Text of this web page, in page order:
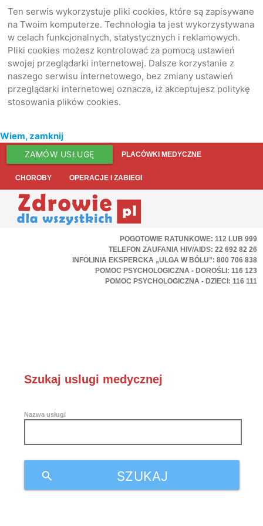
Ten serwis wykorzystuje pliki cookies, które są zapisywane
na Twoim komputerze. Technologia ta jest wykorzystywana
w celach funkcjonalnych, statystycznych i reklamowych.
Pliki cookies możesz kontrolować za pomocą ustawień
swojej przeglądarki internetowej. Dalsze korzystanie z
naszego serwisu internetowego, bez zmiany ustawień
przeglądarki internetowej oznacza, iż akceptujesz politykę
stosowania plików cookies.
Wiem, zamknij
ZAMÓW USŁUGĘ PLACÓWKI MEDYCZNE
CHOROBY OPERACJE I ZABIEGI
POGOTOWIE RATUNKOWE: 112 LUB 999
TELEFON ZAUFANIA HIV/AIDS: 22 692 82 26
INFOLINIA EKSPERCKA „ULGA W BÓLU”: 800 706 838
POMOC PSYCHOLOGICZNA - DOROŚLI: 116 123
POMOC PSYCHOLOGICZNA - DZIECI: 116 111
Szukaj uslugi medycznej
Nazwa usługi
SZUKAJ
search